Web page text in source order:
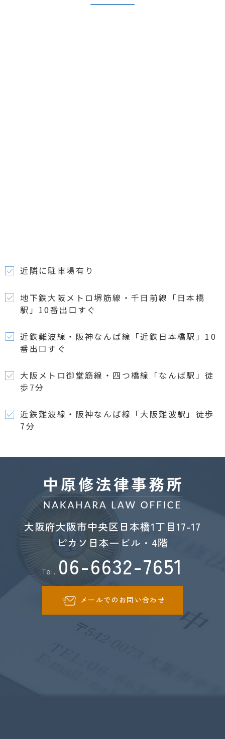
近隣に駐車場有り
地下鉄大阪メトロ堺筋線・千日前線「日本橋
駅」10番出口すぐ
近鉄難波線・阪神なんば線「近鉄日本橋駅」10
番出口すぐ
大阪メトロ御堂筋線・四つ橋線「なんば駅」徒
歩7分
近鉄難波線・阪神なんば線「大阪難波駅」徒歩
7分
大阪府大阪市中央区日本橋1丁目17-17
ピカソ日本一ビル・4階
Tel. 06-6632-7651
メールでのお問い合わせ